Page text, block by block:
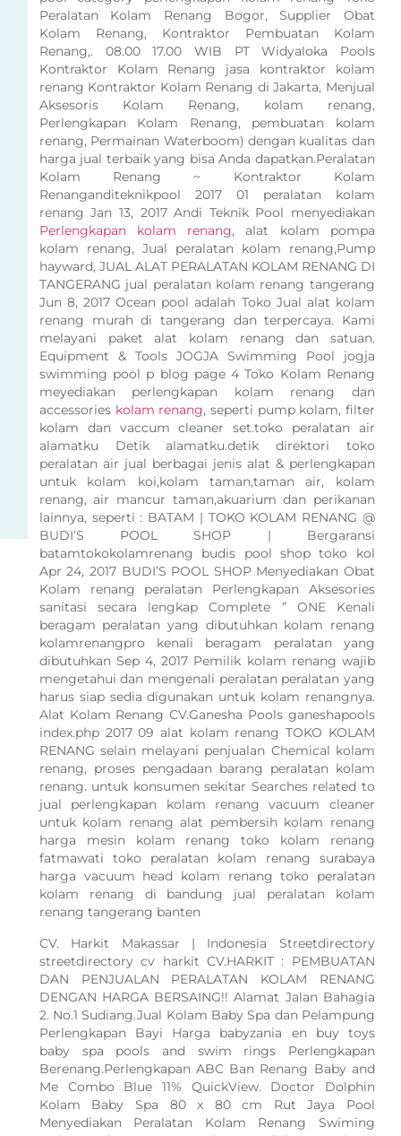
Peralatan Kolam Renang Bogor, Supplier Obat
Kolam Renang, Kontraktor Pembuatan Kolam
Renang,. 08.00 17.00 WIB PT Widyaloka Pools
Kontraktor Kolam Renang jasa kontraktor kolam
renang Kontraktor Kolam Renang di Jakarta, Menjual
Aksesoris Kolam Renang, kolam renang,
Perlengkapan Kolam Renang, pembuatan kolam
renang, Permainan Waterboom) dengan kualitas dan
harga jual terbaik yang bisa Anda dapatkan.Peralatan
Kolam Renang ~ Kontraktor Kolam
Renanganditeknikpool 2017 01 peralatan kolam
renang Jan 13, 2017 Andi Teknik Pool menyediakan
Perlengkapan kolam renang, alat kolam pompa
kolam renang, Jual peralatan kolam renang,Pump
hayward, JUAL ALAT PERALATAN KOLAM RENANG DI
TANGERANG jual peralatan kolam renang tangerang
Jun 8, 2017 Ocean pool adalah Toko Jual alat kolam
renang murah di tangerang dan terpercaya. Kami
melayani paket alat kolam renang dan satuan.
Equipment & Tools JOGJA Swimming Pool jogja
swimming pool p blog page 4 Toko Kolam Renang
meyediakan perlengkapan kolam renang dan
accessories kolam renang, seperti pump kolam, filter
kolam dan vaccum cleaner set.toko peralatan air
alamatku Detik alamatku.detik direktori toko
peralatan air jual berbagai jenis alat & perlengkapan
untuk kolam koi,kolam taman,taman air, kolam
renang, air mancur taman,akuarium dan perikanan
lainnya, seperti : BATAM | TOKO KOLAM RENANG @
BUDI’S POOL SHOP | Bergaransi
batamtokokolamrenang budis pool shop toko kol
Apr 24, 2017 BUDI’S POOL SHOP Menyediakan Obat
Kolam renang peralatan Perlengkapan Aksesories
sanitasi secara lengkap Complete ” ONE Kenali
beragam peralatan yang dibutuhkan kolam renang
kolamrenangpro kenali beragam peralatan yang
dibutuhkan Sep 4, 2017 Pemilik kolam renang wajib
mengetahui dan mengenali peralatan peralatan yang
harus siap sedia digunakan untuk kolam renangnya.
Alat Kolam Renang CV.Ganesha Pools ganeshapools
index.php 2017 09 alat kolam renang TOKO KOLAM
RENANG selain melayani penjualan Chemical kolam
renang, proses pengadaan barang peralatan kolam
renang. untuk konsumen sekitar Searches related to
jual perlengkapan kolam renang vacuum cleaner
untuk kolam renang alat pembersih kolam renang
harga mesin kolam renang toko kolam renang
fatmawati toko peralatan kolam renang surabaya
harga vacuum head kolam renang toko peralatan
kolam renang di bandung jual peralatan kolam
renang tangerang banten
CV. Harkit Makassar | Indonesia Streetdirectory
streetdirectory cv harkit CV.HARKIT : PEMBUATAN
DAN PENJUALAN PERALATAN KOLAM RENANG
DENGAN HARGA BERSAING!! Alamat Jalan Bahagia
2. No.1 Sudiang.Jual Kolam Baby Spa dan Pelampung
Perlengkapan Bayi Harga babyzania en buy toys
baby spa pools and swim rings Perlengkapan
Berenang.Perlengkapan ABC Ban Renang Baby and
Me Combo Blue 11% QuickView. Doctor Dolphin
Kolam Baby Spa 80 x 80 cm Rut Jaya Pool
Menyediakan Peralatan Kolam Renang Swiming